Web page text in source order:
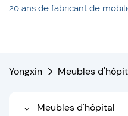
20 ans de fabricant de
Yongxin Meubles
Meubles d'hôpital